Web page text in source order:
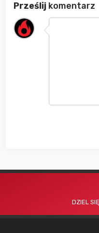
Prześlij komentarz
DZIEL